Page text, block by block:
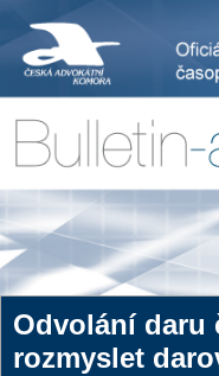
Odvolání daru
rozmyslet